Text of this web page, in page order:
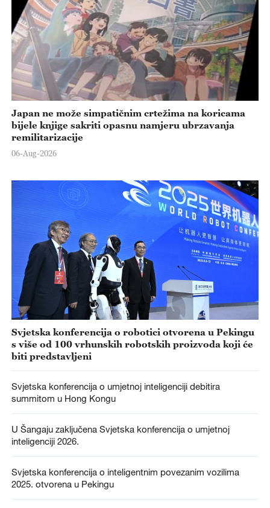
Japan ne može simpatičnim crtežima na koricama
bijele knjige sakriti opasnu namjeru ubrzavanja
remilitarizacije
06-Aug-2026
Svjetska konferencija o robotici otvorena u Pekingu
s više od 100 vrhunskih robotskih proizvoda koji će
biti predstavljeni
Svjetska konferencija o umjetnoj inteligenciji debitira
summitom u Hong Kongu
U Šangaju zaključena Svjetska konferencija o umjetnoj
inteligenciji 2026.
Svjetska konferencija o inteligentnim povezanim vozilima
2025. otvorena u Pekingu